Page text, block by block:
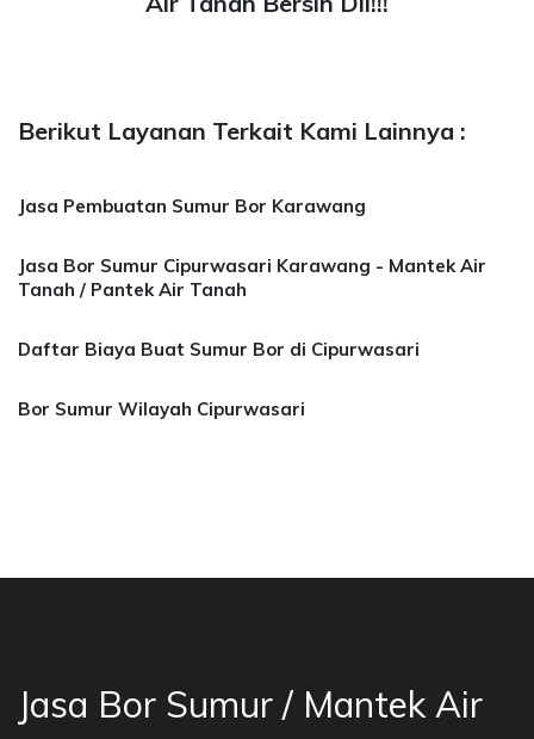
Berikut Layanan Terkait Kami Lainnya :
Jasa Pembuatan Sumur Bor Karawang
Jasa Bor Sumur Cipurwasari Karawang - Mantek Air
Tanah / Pantek Air Tanah
Daftar Biaya Buat Sumur Bor di Cipurwasari
Bor Sumur Wilayah Cipurwasari
Jasa Bor Sumur / Mantek Air